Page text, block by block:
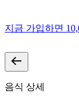
지금 가입하면
음식 상세